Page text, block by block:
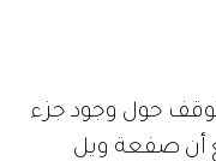
حول وجود جزء
أن صفعة ويل